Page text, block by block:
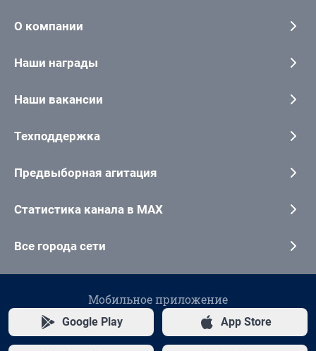
О компании
Наши награды
Наши вакансии
Техподдержка
Предвыборная агитация
Статистика канала в MAX
Все города сети
Мобильное приложение
Google Play App Store